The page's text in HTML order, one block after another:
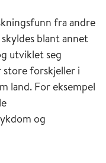
fra andre
blant annet
utviklet seg
store forskjeller i
land. For eksempel
og